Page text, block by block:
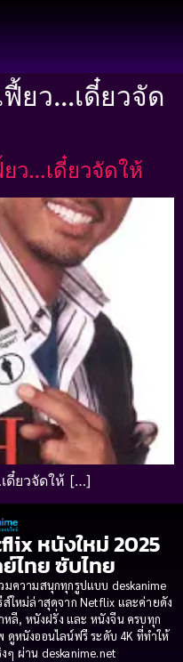
ยว…เดี๋ยวจัด
ว…เดี๋ยวจัดให้
ดี๋ยวจัดให้ […]
หนังใหม่ 2025
ไทย ซับไทย
มความสนุกทุกรูปแบบ deskanime
ใหม่ล่าสุดจาก Netflix และค่ายดัง
หลี, หนังฝรั่ง และ หนังจีน ครบทุก
หนังออนไลน์ฟรี ระดับ 4K ที่ทำให้
ๆ ผ่าน deskanime.net